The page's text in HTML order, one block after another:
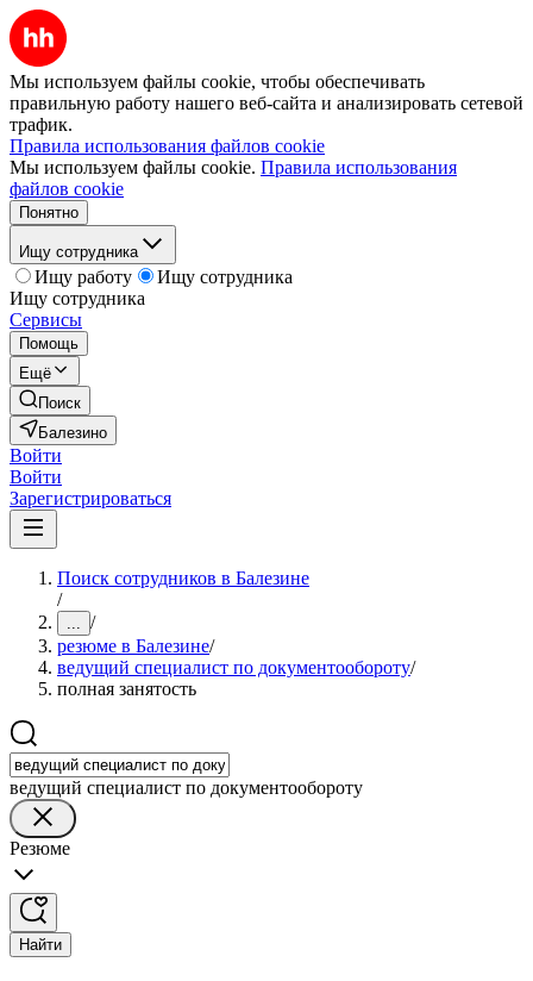
Мы используем файлы cookie, чтобы обеспечивать
правильную работу нашего веб-сайта и анализировать сетевой
трафик.
Правила использования файлов cookie
Мы используем файлы cookie. Правила использования
файлов cookie
Понятно
Ищу сотрудника
Ищу работу
Ищу сотрудника
Ищу сотрудника
Сервисы
Помощь
Ещё
Поиск
Балезино
Войти
Войти
Зарегистрироваться
Поиск сотрудников в Балезине
/
... /
резюме в Балезине/
ведущий специалист по документообороту/
полная занятость
ведущий специалист по документообороту
Резюме
Найти